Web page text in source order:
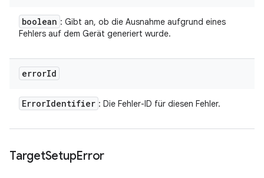
boolean : Gibt an, ob die Ausnahme aufgrund eines
Fehlers auf dem Gerät generiert wurde.
errorId
ErrorIdentifier : Die Fehler-ID für diesen Fehler.
TargetSetupError